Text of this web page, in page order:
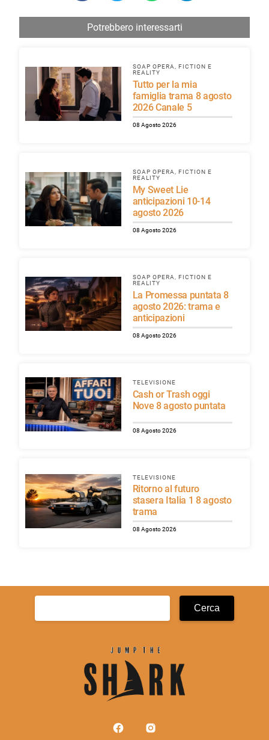
Potrebbero interessarti
SOAP OPERA, FICTION E
REALITY
Tutto per la mia
famiglia trama 8 agosto
2026 Canale 5
08 Agosto 2026
SOAP OPERA, FICTION E
REALITY
My Sweet Lie
anticipazioni 10-14
agosto 2026
08 Agosto 2026
SOAP OPERA, FICTION E
REALITY
La Promessa puntata 8
agosto 2026: trama e
anticipazioni
08 Agosto 2026
TELEVISIONE
Cash or Trash oggi
Nove 8 agosto puntata
08 Agosto 2026
TELEVISIONE
Ritorno al futuro
stasera Italia 1 8 agosto
trama
08 Agosto 2026